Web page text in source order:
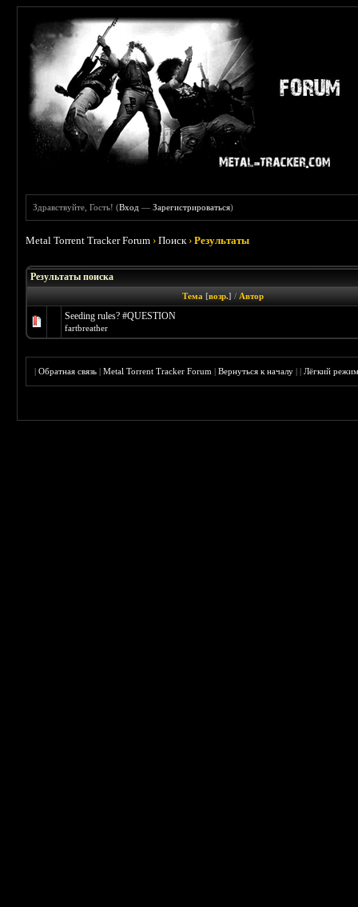
Здравствуйте, Гость! (Вход —Зарегистрироваться)
Metal Torrent Tracker Forum ›Поиск ›Результаты
Результаты поиска
Тема [возр.] / Автор
Seeding rules? #QUESTION
fartbreather
|Обратная связь |Metal Torrent Tracker Forum |Вернуться к началу ||Лёгкий